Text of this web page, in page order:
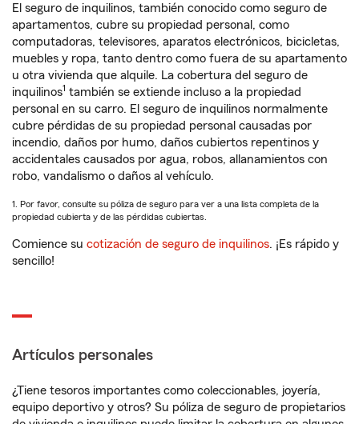
El seguro de inquilinos, también conocido como seguro de
apartamentos, cubre su propiedad personal, como
computadoras, televisores, aparatos electrónicos, bicicletas,
muebles y ropa, tanto dentro como fuera de su apartamento
u otra vivienda que alquile. La cobertura del seguro de
inquilinos1 también se extiende incluso a la propiedad
personal en su carro. El seguro de inquilinos normalmente
cubre pérdidas de su propiedad personal causadas por
incendio, daños por humo, daños cubiertos repentinos y
accidentales causados por agua, robos, allanamientos con
robo, vandalismo o daños al vehículo.
1. Por favor, consulte su póliza de seguro para ver a una lista completa de la
propiedad cubierta y de las pérdidas cubiertas.
Comience su cotización de seguro de inquilinos. ¡Es rápido y
sencillo!
Artículos personales
¿Tiene tesoros importantes como coleccionables, joyería,
equipo deportivo y otros? Su póliza de seguro de propietarios